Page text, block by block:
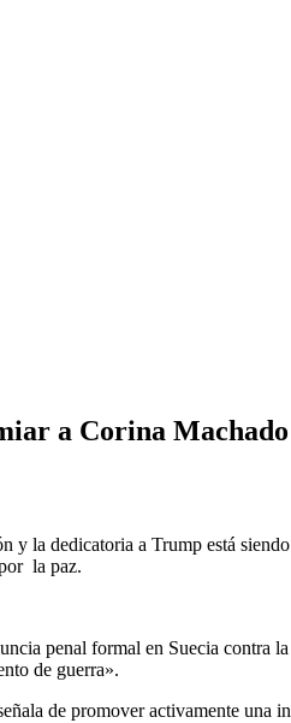
a Corina Machado
y la dedicatoria a Trump está
la paz.
penal formal en Suecia contra
de guerra».
de promover activamente una